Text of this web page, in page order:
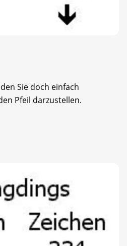
Sie doch einfach
Pfeil darzustellen.